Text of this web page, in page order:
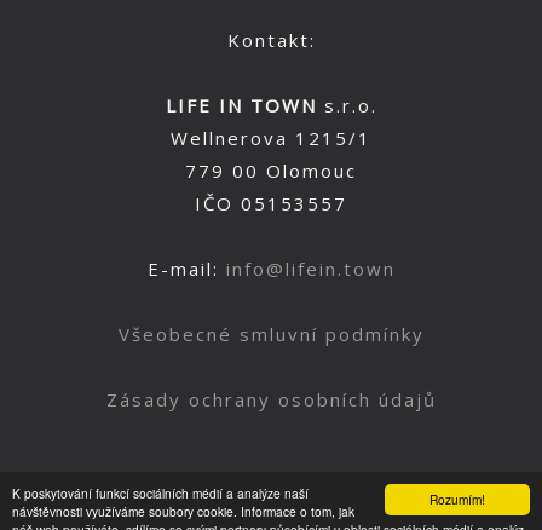
Rozumím!
K poskytování funkcí sociálních médií a analýze naší
návštěvnosti využíváme soubory cookie. Informace o tom, jak
Kontakt:
LIFE IN TOWN s.r.o.
Wellnerova 1215/1
779 00 Olomouc
IČO 05153557
E-mail: info@lifein.town
Všeobecné smluvní podmínky
Zásady ochrany osobních údajů
Nahoru